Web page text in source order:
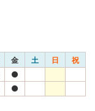
金 土 日 祝